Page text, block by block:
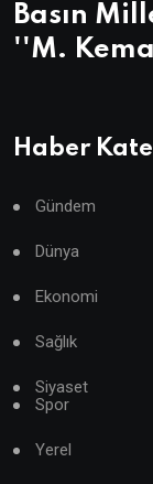
Basın
''M.
Haber
Gündem
Dünya
Ekonomi
Sağlık
Siyaset
Spor
Yerel